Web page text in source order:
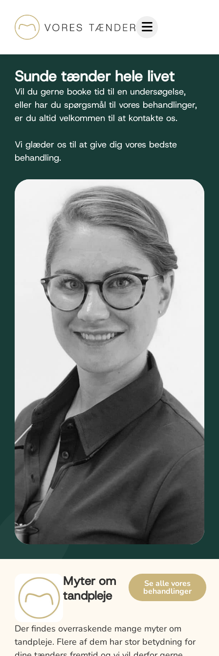
Sunde tænder hele livet
Vil du gerne booke tid til en undersøgelse,
eller har du spørgsmål til vores behandlinger,
er du altid velkommen til at kontakte os.
Vi glæder os til at give dig vores bedste
behandling.
Myter om
tandpleje
Se alle vores
behandlinger
Der findes overraskende mange myter om
tandpleje. Flere af dem har stor betydning for